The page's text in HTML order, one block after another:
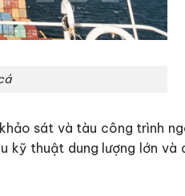
sát và tàu công trình
kỹ thuật dung lượng lớn và